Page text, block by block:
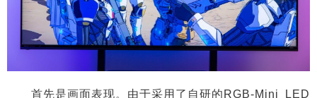
首先是画面表现。由于采用了自研的RGB-Mini LED